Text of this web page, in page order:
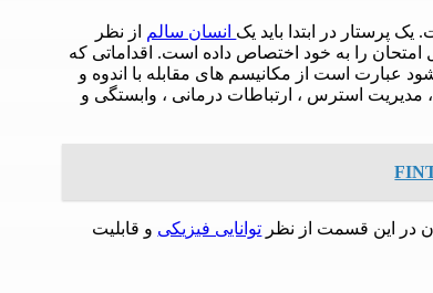
در ابتدا باید یک انسان سالم از نظر
بیماران کمک برساند. این بخش 6 تا 12 درصد از کل امتحان را به خود اختصاص داده است. اقداماتی که
است از مکانیسم های مقابله با اندوه و
مدیریت استرس ، ارتباطات درمانی ، وابستگی و
در این قسمت از نظر توانایی فیزیکی و قابلیت